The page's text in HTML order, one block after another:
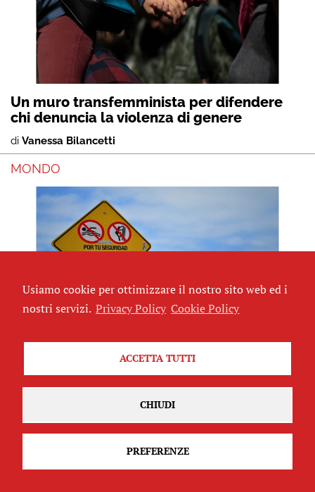
Un muro transfemminista per difendere
chi denuncia la violenza di genere
di Vanessa Bilancetti
MONDO
Mirando al otro lado: storie di donne alla
Usiamo cookie per ottimizzare il nostro sito web ed i
nostri servizi. Privacy Policy Cookie Policy
ACCETTA TUTTI
CHIUDI
PREFERENZE